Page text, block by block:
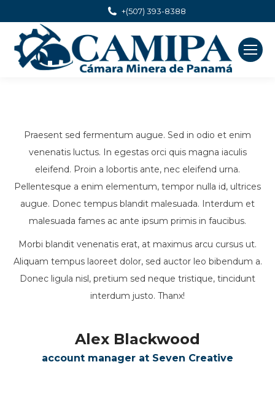
+(507) 393-8388
Praesent sed fermentum augue. Sed in odio et enim
venenatis luctus. In egestas orci quis magna iaculis
eleifend. Proin a lobortis ante, nec eleifend urna.
Pellentesque a enim elementum, tempor nulla id, ultrices
augue. Donec tempus blandit malesuada. Interdum et
malesuada fames ac ante ipsum primis in faucibus.
Morbi blandit venenatis erat, at maximus arcu cursus ut.
Aliquam tempus laoreet dolor, sed auctor leo bibendum a.
Donec ligula nisl, pretium sed neque tristique, tincidunt
interdum justo. Thanx!
Alex Blackwood
account manager at Seven Creative